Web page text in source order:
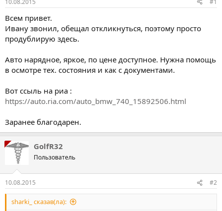
м
и
о
р
н
н
Всем привет.
Ивану звонил, обещал откликнуться, поэтому просто
продублирую здесь.
Авто нарядное, яркое, по цене доступное. Нужна помощь
в осмотре тех. состояния и как с документами.
Вот ссыль на риа :
https://auto.ria.com/auto_bmw_740_15892506.html
Заранее благодарен.
GolfR32
Пользователь
10.08.2015 #2
sharki_ сказав(ла):